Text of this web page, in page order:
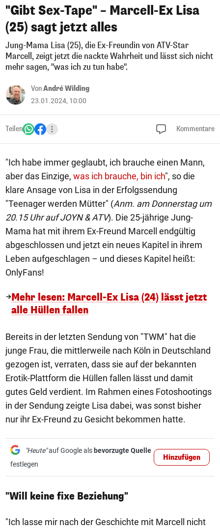
"Gibt Sex-Tape" – Marcell-Ex Lisa
(25) sagt jetzt alles
Jung-Mama Lisa (25), die Ex-Freundin von ATV-Star
Marcell, zeigt jetzt die nackte Wahrheit und lässt sich nicht
mehr sagen, "was ich zu tun habe".
VonAndré Wilding
23.01.2024, 10:00
Teilen Kommentare
"Ich habe immer geglaubt, ich brauche einen Mann,
aber das Einzige, was ich brauche, bin ich", so die
klare Ansage von Lisa in der Erfolgssendung
"Teenager werden Mütter" (Anm. am Donnerstag um
20.15 Uhr auf JOYN & ATV). Die 25-jährige Jung-
Mama hat mit ihrem Ex-Freund Marcell endgültig
abgeschlossen und jetzt ein neues Kapitel in ihrem
Leben aufgeschlagen – und dieses Kapitel heißt:
OnlyFans!
Mehr lesen: Marcell-Ex Lisa (24) lässt jetzt
alle Hüllen fallen
Bereits in der letzten Sendung von "TWM" hat die
junge Frau, die mittlerweile nach Köln in Deutschland
gezogen ist, verraten, dass sie auf der bekannten
Erotik-Plattform die Hüllen fallen lässt und damit
gutes Geld verdient. Im Rahmen eines Fotoshootings
in der Sendung zeigte Lisa dabei, was sonst bisher
nur ihr Ex-Freund zu Gesicht bekommen hatte.
"Heute"auf Google als bevorzugte Quelle
festlegen
Hinzufügen
"Will keine fixe Beziehung"
"Ich lasse mir nach der Geschichte mit Marcell nicht